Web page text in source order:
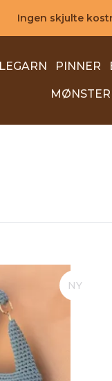
Ingen skjulte
PINNER
MØNSTER
NY